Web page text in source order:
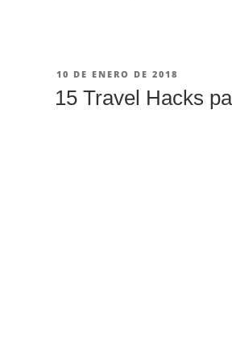
Destinos
PUBLICADO
10 DE ENERO DE 2018
15 Travel Hacks